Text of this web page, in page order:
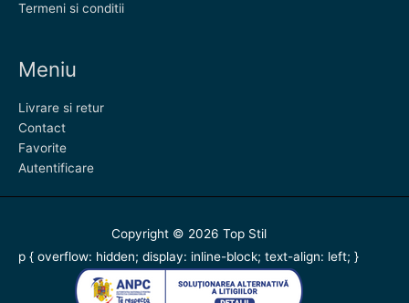
Termeni si conditii
Meniu
Livrare si retur
Contact
Favorite
Autentificare
Copyright © 2026 Top Stil
p { overflow: hidden; display: inline-block; text-align: left; }